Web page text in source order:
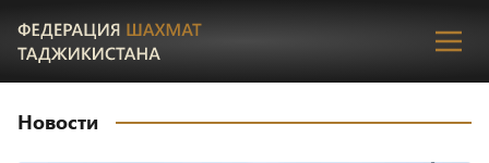
Новости